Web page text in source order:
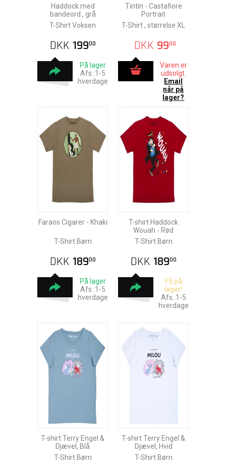
Haddock med
bandeord , grå
T-Shirt Voksen
DKK 19900
På lager
Afs.:1-5
hverdage
Tintin - Castafiore
Portrait
T-Shirt , størrelse XL
DKK 9900
Varen er
udsolgt.
Email
når på
lager?
Faraos Cigarer - Khaki
T-Shirt Børn
DKK 18900
På lager
Afs.:1-5
hverdage
T-shirt Haddock
Wouah - Rød
T-Shirt Børn
DKK 18900
Få på
lager!
Afs.:1-5
hverdage
T-shirt Terry Engel &
Djævel, Blå
T-Shirt Børn
T-shirt Terry Engel &
Djævel, Hvid
T-Shirt Børn